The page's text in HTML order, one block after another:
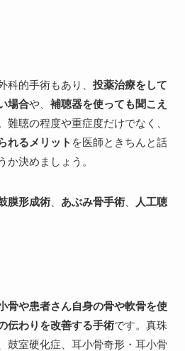
科的手術もあり、 投薬治療をして
場合や、 補聴器を使っても聞こえ
難聴の程度や重症度だけでなく、
れるメリット を医師ときちんと話
か決めましょう。
膜形成術、 あぶみ骨手術、
人工聴
骨や患者さん自身の骨や軟骨を使
伝わりを改善する手術です。真珠
鼓室硬化症、耳小骨奇形・耳小骨